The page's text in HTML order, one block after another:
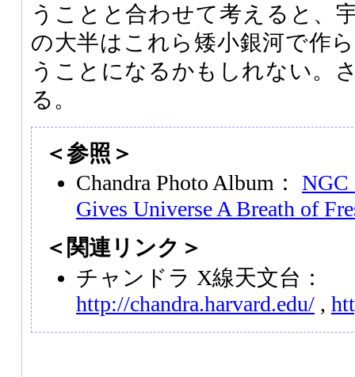
うことと合わせて考えると、
の大半はこれら矮小銀河で作
うことになるかもしれない。
る。
＜参照＞
Chandra Photo Album： NGC
Gives Universe A Breath of
＜関連リンク＞
チャンドラ X線天文台：
http://chandra.harvard.edu/ ,